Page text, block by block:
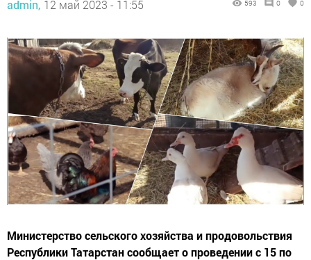
admin, 12 май 2023 - 11:55 593 0 0
Министерство сельского хозяйства и продовольствия
Республики Татарстан сообщает о проведении с 15 по